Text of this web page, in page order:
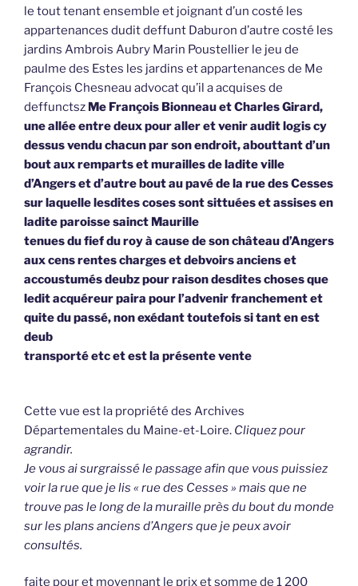
le tout tenant ensemble et joignant d’un costé les
appartenances dudit deffunt Daburon d’autre costé les
jardins Ambrois Aubry Marin Poustellier le jeu de
paulme des Estes les jardins et appartenances de Me
François Chesneau advocat qu’il a acquises de
deffunctsz Me François Bionneau et Charles Girard,
une allée entre deux pour aller et venir audit logis cy
dessus vendu chacun par son endroit, abouttant d’un
bout aux remparts et murailles de ladite ville
d’Angers et d’autre bout au pavé de la rue des Cesses
sur laquelle lesdites coses sont sittuées et assises en
ladite paroisse sainct Maurille
tenues du fief du roy à cause de son château d’Angers
aux cens rentes charges et debvoirs anciens et
accoustumés deubz pour raison desdites choses que
ledit acquéreur paira pour l’advenir franchement et
quite du passé, non exédant toutefois si tant en est
deub
transporté etc et est la présente vente
Cette vue est la propriété des Archives
Départementales du Maine-et-Loire. Cliquez pour
agrandir.
Je vous ai surgraissé le passage afin que vous puissiez
voir la rue que je lis « rue des Cesses » mais que ne
trouve pas le long de la muraille près du bout du monde
sur les plans anciens d’Angers que je peux avoir
consultés.
faite pour et moyennant le prix et somme de 1 200